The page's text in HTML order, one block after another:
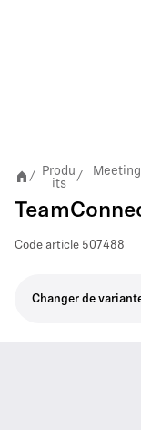
/
Produ
its
/
Code article 507488
Changer de